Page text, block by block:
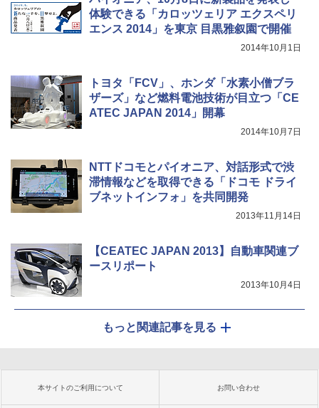
体験できる「カロッツェリア エクスペリ
エンス 2014」を東京 目黒雅叙園で開催
2014年10月1日
トヨタ「FCV」、ホンダ「水素小僧ブラ
ザーズ」など燃料電池技術が目立つ「CE
ATEC JAPAN 2014」開幕
2014年10月7日
NTTドコモとパイオニア、対話形式で渋
滞情報などを取得できる「ドコモ ドライ
ブネットインフォ」を共同開発
2013年11月14日
【CEATEC JAPAN 2013】自動車関連ブ
ースリポート
2013年10月4日
もっと関連記事を見る
本サイトのご利用について お問い合わせ